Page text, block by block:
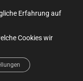
Erfahrung auf
Cookies wir